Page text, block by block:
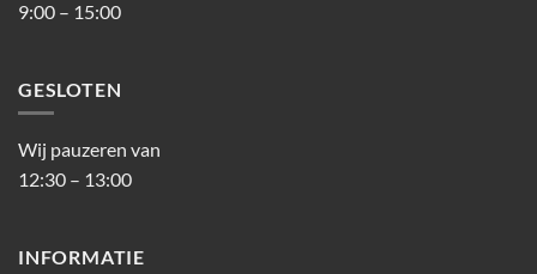
9:00 – 15:00
GESLOTEN
Wij pauzeren van
12:30 – 13:00
INFORMATIE